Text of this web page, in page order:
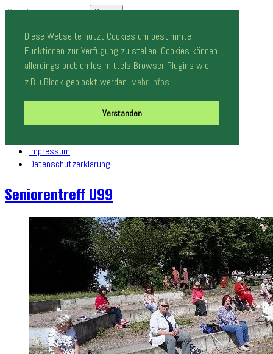
Diese Webseite nutzt Cookies um bestimmte
Funktionen zur Verfügung zu stellen. Cookies können
allerdings problemlos mittels Browser Plugins wie
z.B. uBlock geblockt werden Mehr Infos
Verstanden
Schalte Navigation
Neuigkeiten
Stadtteilbeirat und Verfügungsfonds
Dokumente
Stadtteilmagazin
Impressum
Datenschutzerklärung
Seniorentreff U99